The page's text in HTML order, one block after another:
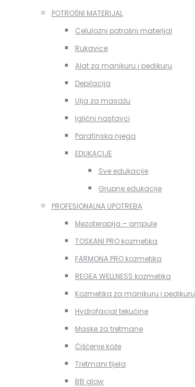
POTROŠNI MATERIJAL
Celulozni potrošni materijal
Rukavice
Alat za manikuru i pedikuru
Depilacija
Ulja za masažu
Iglični nastavci
Parafinska njega
EDUKACIJE
Sve edukacije
Grupne edukacije
PROFESIONALNA UPOTREBA
Mezoterapija – ampule
TOSKANI PRO kozmetika
FARMONA PRO kozmetika
REGEA WELLNESS kozmetika
Kozmetika za manikuru i pedikuru
Hydrofacial tekućine
Maske za tretmane
Čišćenje kože
Tretmani tijela
BB glow